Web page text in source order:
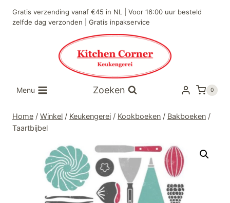
naar
Gratis verzending vanaf €45 in NL | Voor 16:00 uur besteld
zelfde dag verzonden | Gratis inpakservice
Menu Zoeken 0
Home / Winkel / Keukengerei / Kookboeken / Bakboeken /
Taartbijbel